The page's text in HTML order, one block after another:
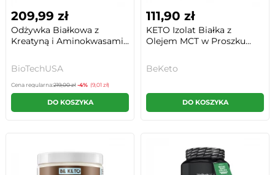
209,99 zł
Odżywka Białkowa z
Kreatyną i Aminokwasami...
BioTechUSA
Cena regularna:219,00 zł -4% (9,01 zł)
DO KOSZYKA
111,90 zł
KETO Izolat Białka z
Olejem MCT w Proszku...
BeKeto
DO KOSZYKA